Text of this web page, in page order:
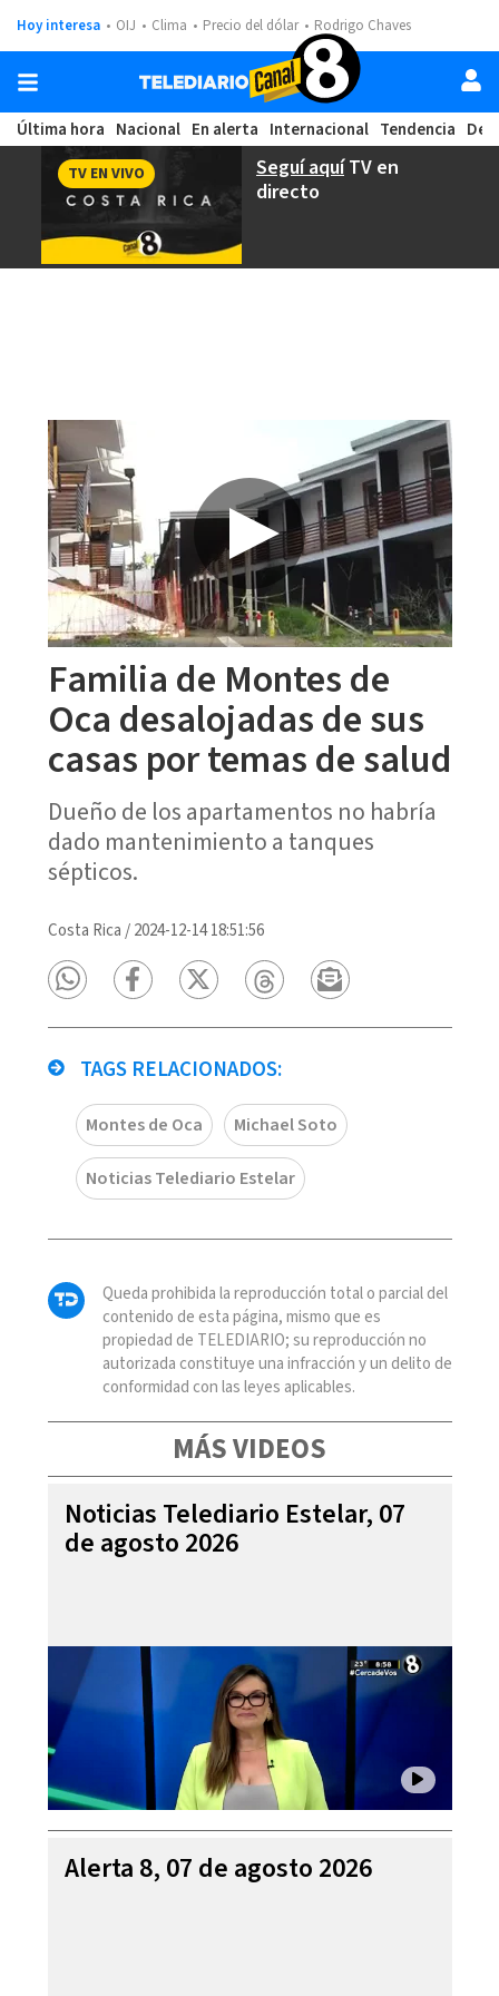
Hoy interesa OIJ Clima Precio del dólar Rodrigo Chaves
Última hora Nacional En alerta Internacional Tendencia
Seguí aquíTV en
directo
TV EN VIVO
Familia de Montes de
Oca desalojadas de sus
casas por temas de salud
Dueño de los apartamentos no habría
dado mantenimiento a tanques
sépticos.
Costa Rica /2024-12-14 18:51:56
TAGS RELACIONADOS:
Montes de Oca Michael Soto
Noticias Telediario Estelar
Queda prohibida la reproducción total o parcial del
contenido de esta página, mismo que es
propiedad de TELEDIARIO; su reproducción no
autorizada constituye una infracción y un delito de
conformidad con las leyes aplicables.
MÁS VIDEOS
Noticias Telediario Estelar, 07
de agosto 2026
Alerta 8, 07 de agosto 2026